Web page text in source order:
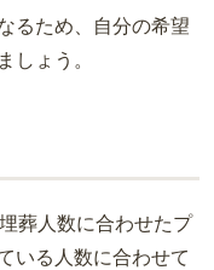
るため、自分の希望
しょう。
葬人数に合わせたプ
いる人数に合わせて